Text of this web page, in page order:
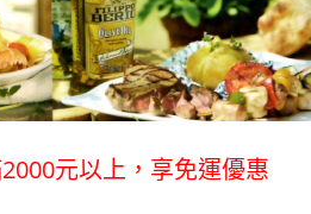
以上，享免運優惠